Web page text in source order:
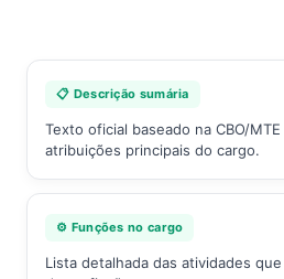
📋 Descrição sumária
Texto oficial baseado na CBO/
atribuições principais do cargo.
⚙️ Funções no cargo
Lista detalhada das atividades